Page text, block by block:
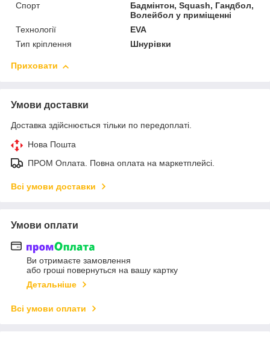
Спорт
Бадмінтон, Squash, Гандбол,
Волейбол у приміщенні
Технології
EVA
Тип кріплення
Шнурівки
Приховати
Умови доставки
Доставка здійснюється тільки по передоплаті.
Нова Пошта
ПРОМ Оплата. Повна оплата на маркетплейсі.
Всі умови доставки
Умови оплати
Ви отримаєте замовлення
або гроші повернуться на вашу картку
Детальніше
Всі умови оплати